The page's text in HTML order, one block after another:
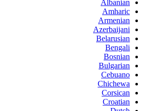
Albanian
Amharic
Armenian
Azerbaijani
Belarusian
Bengali
Bosnian
Bulgarian
Cebuano
Chichewa
Corsican
Croatian